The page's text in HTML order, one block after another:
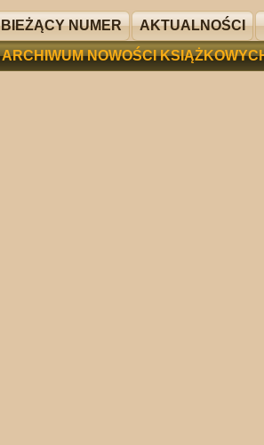
BIEŻĄCY NUMER AKTUALNOŚCI
ARCHIWUM NOWOŚCI